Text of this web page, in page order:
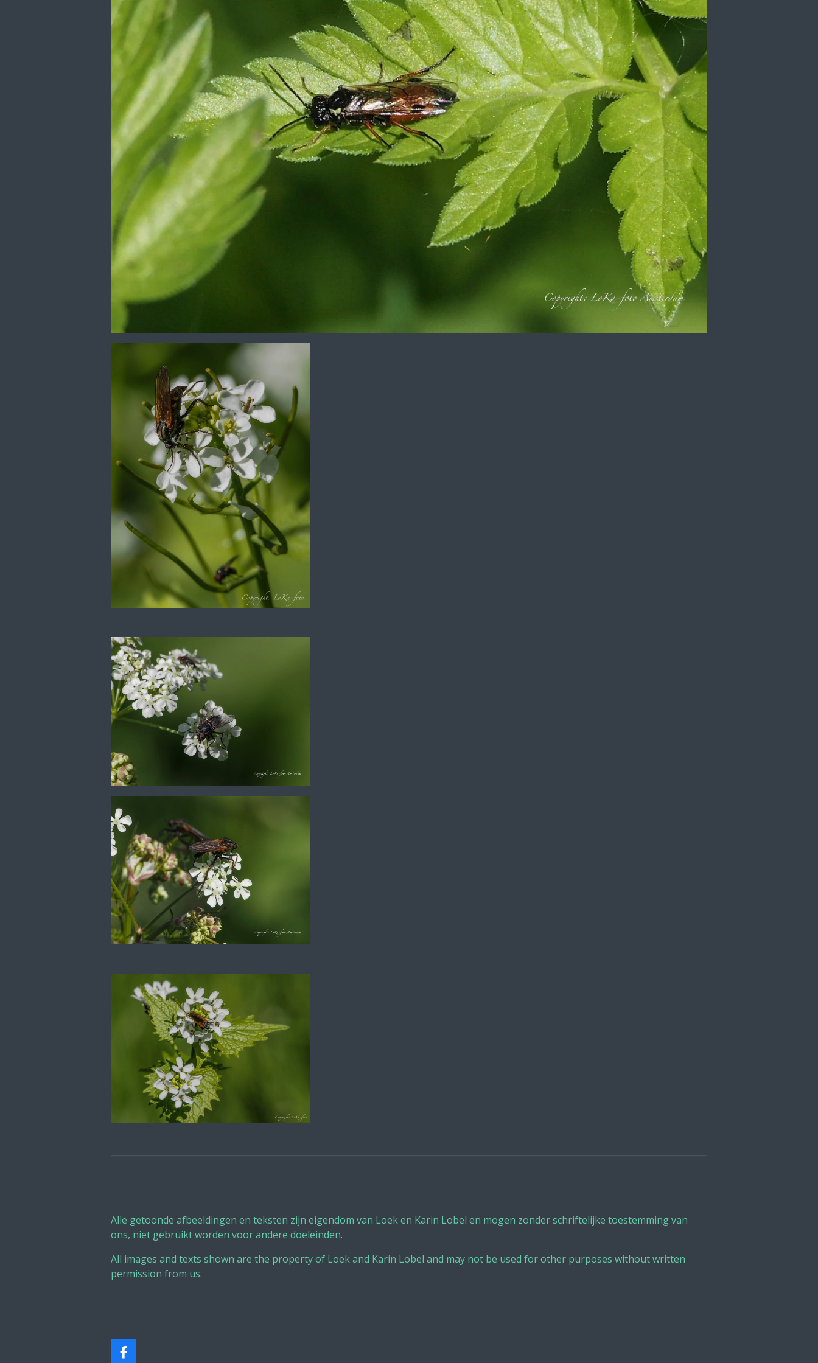
Alle getoonde afbeeldingen en teksten zijn eigendom van Loek en Karin Lobel en mogen zonder schriftelijke toestemming van
ons, niet gebruikt worden voor andere doeleinden.
All images and texts shown are the property of Loek and Karin Lobel and may not be used for other purposes without written
permission from us.
F